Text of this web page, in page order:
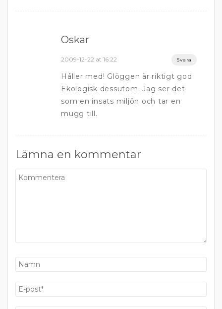
Oskar
2009-12-22 at 16:22 Svara
Håller med! Glöggen är riktigt god.
Ekologisk dessutom. Jag ser det
som en insats miljön och tar en
mugg till.
Lämna en kommentar